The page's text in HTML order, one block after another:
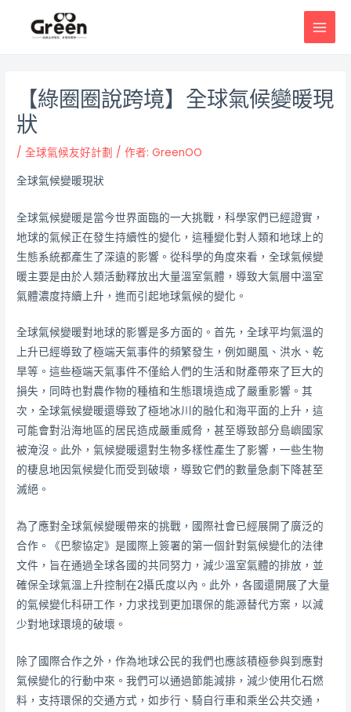
【綠圈圈說跨境】全球氣候變暖現
狀
/全球氣候友好計劃 / 作者:GreenOO
全球氣候變暖現狀
全球氣候變暖是當今世界面臨的一大挑戰，科學家們已經證實，
地球的氣候正在發生持續性的變化，這種變化對人類和地球上的
生態系統都產生了深遠的影響。從科學的角度來看，全球氣候變
暖主要是由於人類活動釋放出大量溫室氣體，導致大氣層中溫室
氣體濃度持續上升，進而引起地球氣候的變化。
全球氣候變暖對地球的影響是多方面的。首先，全球平均氣溫的
上升已經導致了極端天氣事件的頻繁發生，例如颶風、洪水、乾
旱等。這些極端天氣事件不僅給人們的生活和財產帶來了巨大的
損失，同時也對農作物的種植和生態環境造成了嚴重影響。其
次，全球氣候變暖還導致了極地冰川的融化和海平面的上升，這
可能會對沿海地區的居民造成嚴重威脅，甚至導致部分島嶼國家
被淹沒。此外，氣候變暖還對生物多樣性產生了影響，一些生物
的棲息地因氣候變化而受到破壞，導致它們的數量急劇下降甚至
滅絕。
為了應對全球氣候變暖帶來的挑戰，國際社會已經展開了廣泛的
合作。《巴黎協定》是國際上簽署的第一個針對氣候變化的法律
文件，旨在通過全球各國的共同努力，減少溫室氣體的排放，並
確保全球氣溫上升控制在2攝氏度以內。此外，各國還開展了大量
的氣候變化科研工作，力求找到更加環保的能源替代方案，以減
少對地球環境的破壞。
除了國際合作之外，作為地球公民的我們也應該積極參與到應對
氣候變化的行動中來。我們可以通過節能減排，減少使用化石燃
料，支持環保的交通方式，如步行、騎自行車和乘坐公共交通，